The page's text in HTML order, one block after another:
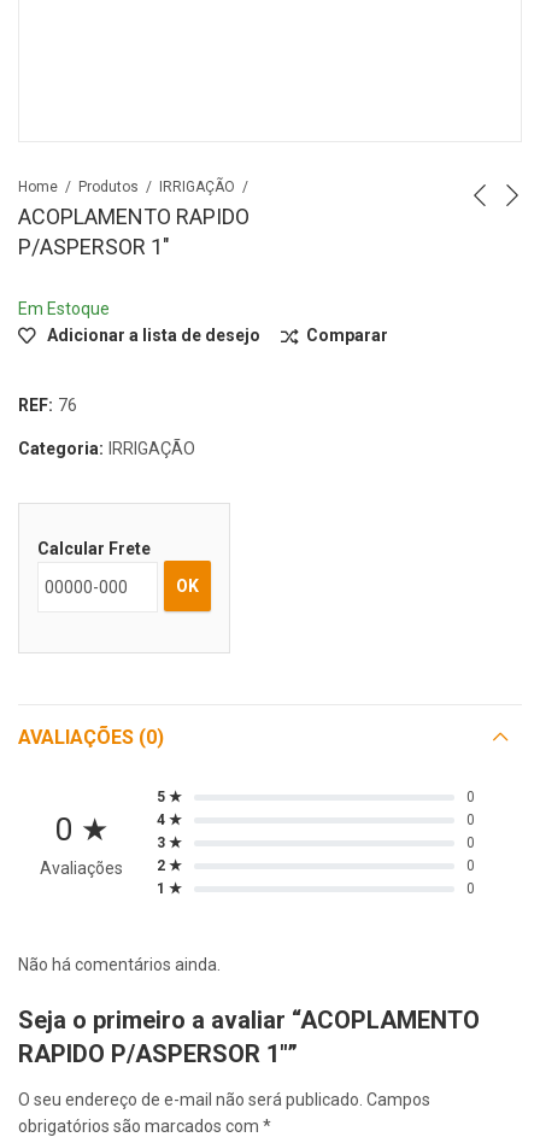
Home Produtos IRRIGAÇÃO
ACOPLAMENTO RAPIDO
P/ASPERSOR 1″
Em Estoque
Adicionar a lista de desejo
Comparar
REF: 76
Categoria: IRRIGAÇÃO
Calcular Frete
OK
AVALIAÇÕES (0)
0 ★
Avaliações
5 ★
0
4 ★
0
3 ★
0
2 ★
0
1 ★
0
Não há comentários ainda.
Seja o primeiro a avaliar “ACOPLAMENTO
RAPIDO P/ASPERSOR 1″”
O seu endereço de e-mail não será publicado. Campos
obrigatórios são marcados com *